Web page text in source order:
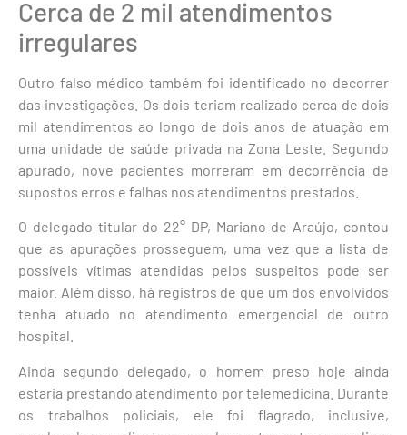
Cerca de 2 mil atendimentos
irregulares
Outro falso médico também foi identificado no decorrer
das investigações. Os dois teriam realizado cerca de dois
mil atendimentos ao longo de dois anos de atuação em
uma unidade de saúde privada na Zona Leste. Segundo
apurado, nove pacientes morreram em decorrência de
supostos erros e falhas nos atendimentos prestados.
O delegado titular do 22° DP, Mariano de Araújo, contou
que as apurações prosseguem, uma vez que a lista de
possíveis vítimas atendidas pelos suspeitos pode ser
maior. Além disso, há registros de que um dos envolvidos
tenha atuado no atendimento emergencial de outro
hospital.
Ainda segundo delegado, o homem preso hoje ainda
estaria prestando atendimento por telemedicina. Durante
os trabalhos policiais, ele foi flagrado, inclusive,